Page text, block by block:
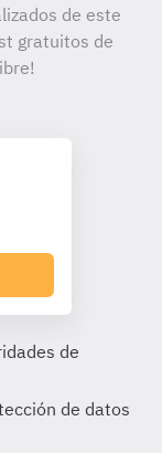
de este
gratuitos de